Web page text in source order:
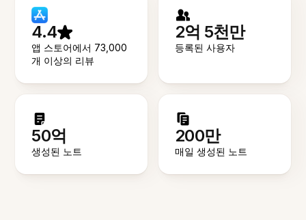
4.4
앱 스토어에서 73,000
개 이상의 리뷰
2억 5천만
등록된 사용자
50억
생성된 노트
200만
매일 생성된 노트